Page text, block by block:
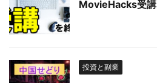
MovieHacks受
投資と副業